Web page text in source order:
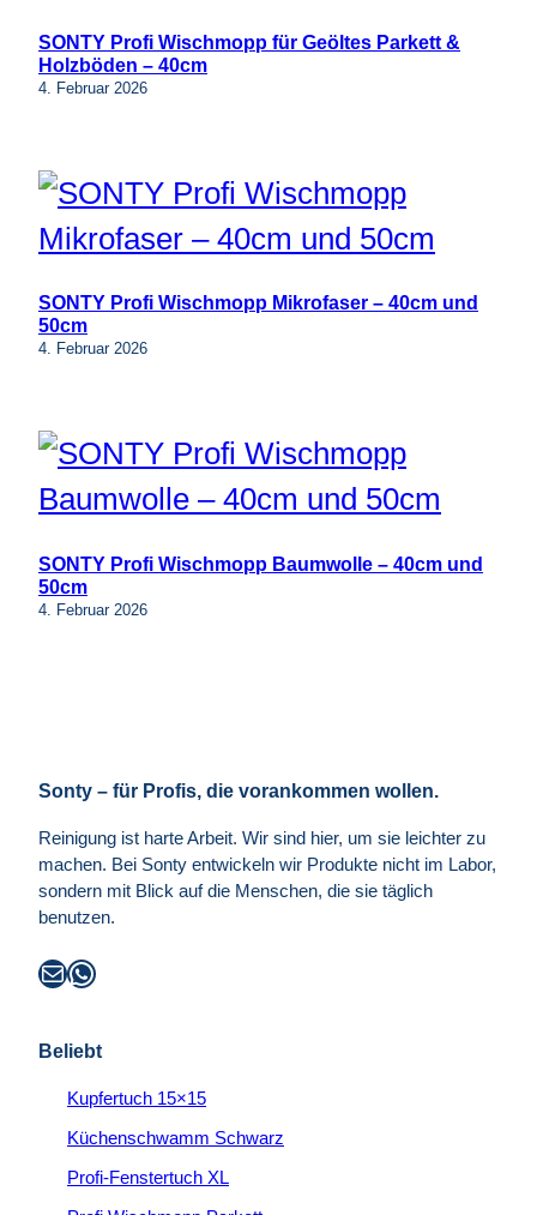
SONTY Profi Wischmopp für Geöltes Parkett &
Holzböden – 40cm
4. Februar 2026
SONTY Profi Wischmopp Mikrofaser – 40cm und
50cm
4. Februar 2026
SONTY Profi Wischmopp Baumwolle – 40cm und
50cm
4. Februar 2026
Sonty – für Profis, die vorankommen wollen.
Reinigung ist harte Arbeit. Wir sind hier, um sie leichter zu
machen. Bei Sonty entwickeln wir Produkte nicht im Labor,
sondern mit Blick auf die Menschen, die sie täglich
benutzen.
E-Mail WhatsApp
Beliebt
Kupfertuch 15×15
Küchenschwamm Schwarz
Profi-Fenstertuch XL